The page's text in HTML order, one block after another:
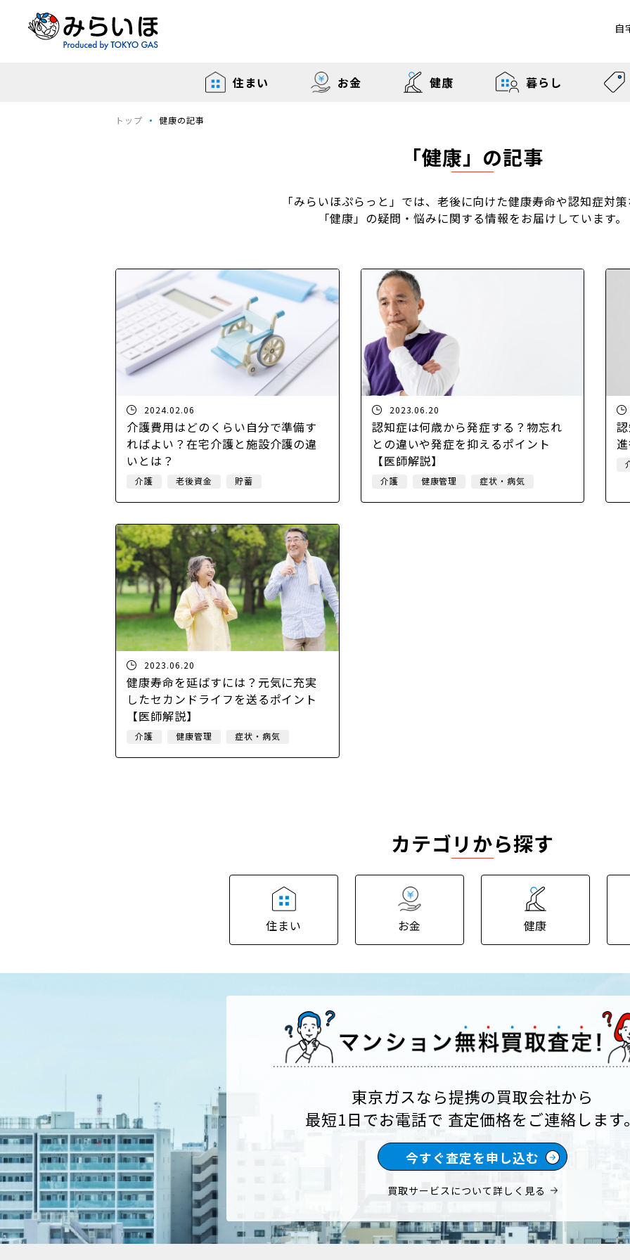
自
住まい お金 健康 暮らし
トップ 健康の記事
「健康」の記事
「みらいほぷらっと」では、老後に向けた健康寿命や認知症対
「健康」の疑問・悩みに関する情報をお届けしています。
2024.02.06
介護費用はどのくらい自分で準備す
ればよい？在宅介護と施設介護の違
いとは？
介護 老後資金 貯蓄
2023.06.20
認知症は何歳から発症する？物忘れ
との違いや発症を抑えるポイント
【医師解説】
介護 健康管理 症状・病気
2023.06.20
健康寿命を延ばすには？元気に充実
したセカンドライフを送るポイント
【医師解説】
介護 健康管理 症状・病気
カテゴリから探す
住まい お金 健康
東京ガスなら提携の買取会社から
最短1日でお電話で 査定価格をご連絡します
今すぐ査定を申し込む
買取サービスについて詳しく見る